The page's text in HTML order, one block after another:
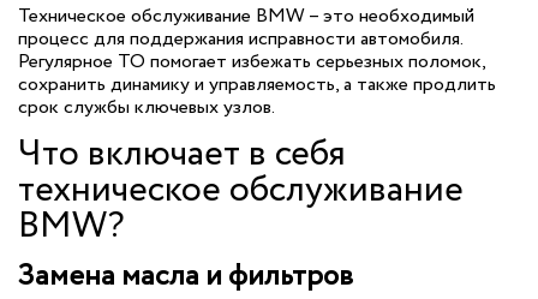
Техническое обслуживание BMW – это необходимый
процесс для поддержания исправности автомобиля.
Регулярное ТО помогает избежать серьезных поломок,
сохранить динамику и управляемость, а также продлить
срок службы ключевых узлов.
Что включает в себя
техническое обслуживание
BMW?
Замена масла и фильтров